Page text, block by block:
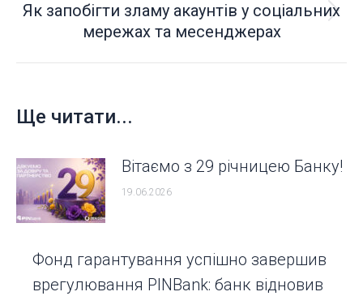
Next
Як запобігти зламу акаунтів у соціальних
мережах та месенджерах
Ще читати...
Вітаємо з 29 річницею Банку!
19.06.2026
Фонд гарантування успішно завершив
врегулювання PINBank: банк відновив